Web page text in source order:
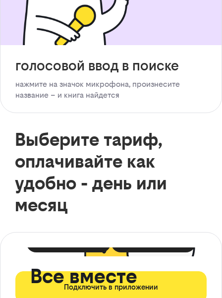
голосовой ввод в поиске
нажмите на значок микрофона, произнесите
название – и книга найдется
Выберите тариф,
оплачивайте как
удобно - день или
месяц
Все вместе
Подключить в приложении